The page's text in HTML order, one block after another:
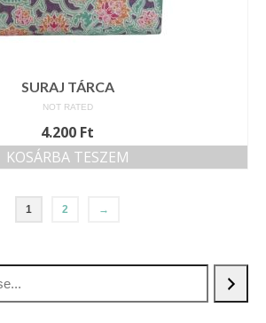
SURAJ TÁRCA
NOT RATED
4.200 Ft
KOSÁRBA TESZEM
1 2 →